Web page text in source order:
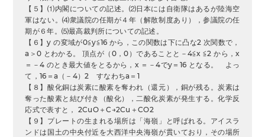
【５】⑴内閣についての記述。⑵日本には自衛隊はあるが陸海空
軍はない。⑷衆議院の任期が４年（解散制度あり），参議院の任
期が６年。⑸最高裁判所についての記述。
【６】y の変域が0≦y≦16 から，この関数は下に凸な2 次関数で，
a＞0 とわかる。 頂点が（0，0）であることと－4≦x ≦2 から，x
＝－4 のとき最大値をとるから，x ＝－4でy＝16 となる。 よっ
て，16＝a（－4）2 すなわちa＝1
【８】酸化銅は炭素に酸素を奪われ（還元），銅が残る。炭素は
奪った酸素と結び付き（酸化），二酸化炭素が発生する。化学反
応式で表すと， 2CuO＋C→2Cu＋CO2
【９】プレートの生まれる場所は「海嶺」と呼ばれる。アイスラ
ンドは国土の中央付近を大西洋中央海嶺が貫いており，その場所